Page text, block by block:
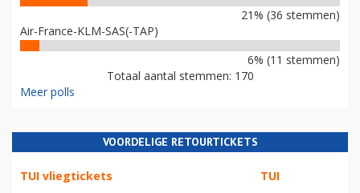
21% (36 stemmen)
Air-France-KLM-SAS(-TAP)
6% (11 stemmen)
Totaal aantal stemmen: 170
Meer polls
VOORDELIGE RETOURTICKETS
TUI vliegtickets TUI